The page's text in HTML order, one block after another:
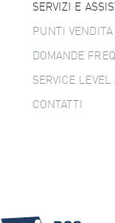
SERVIZI E
PUNTI VENDITA
DOMANDE
SERVICE LEVEL
CONTATTI